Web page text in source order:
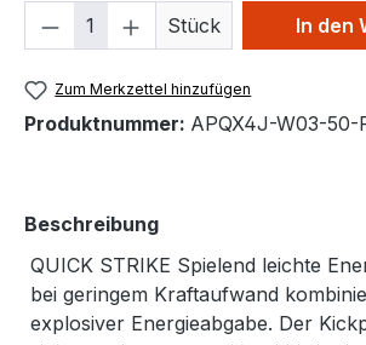
Produkt Anzahl: Gib den
Stück In den
Zum Merkzettel hinzufügen
Produktnummer: APQX4J-W03-50-
Beschreibung
QUICK STRIKE Spielend leichte
bei geringem Kraftaufwand
explosiver Energieabgabe. Der